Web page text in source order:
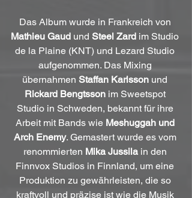
Das Album wurde in Frankreich von
Mathieu Gaud und Steel Zard im Studio
de la Plaine (KNT) und Lezard Studio
aufgenommen. Das Mixing
übernahmen Staffan Karlsson und
Rickard Bengtsson im Sweetspot
Studio in Schweden, bekannt für ihre
Arbeit mit Bands wie Meshuggah und
Arch Enemy. Gemastert wurde es vom
renommierten Mika Jussila in den
Finnvox Studios in Finnland, um eine
Produktion zu gewährleisten, die so
kraftvoll und präzise ist wie die Musik